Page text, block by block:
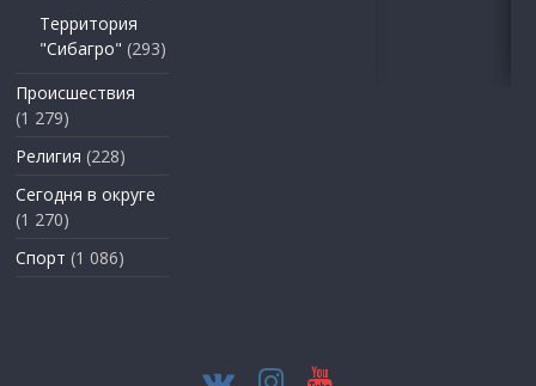
Территория
"Сибагро" (293)
Происшествия
(1 279)
Религия (228)
Сегодня в округе
(1 270)
Спорт (1 086)